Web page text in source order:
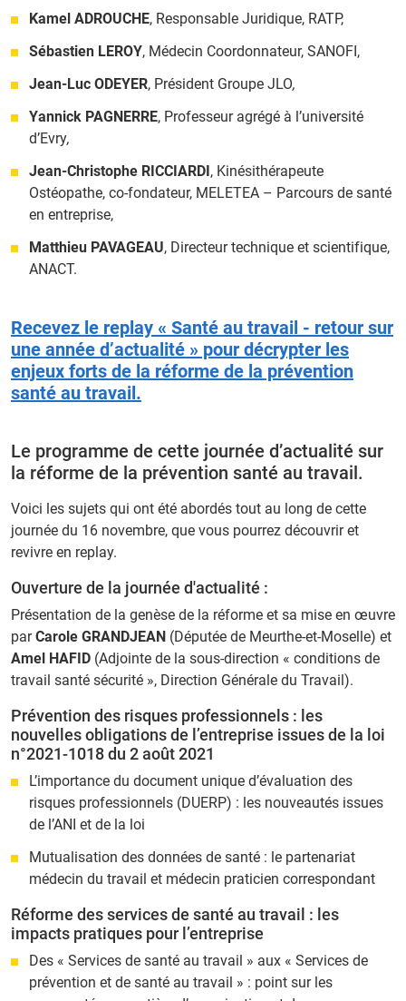
Kamel ADROUCHE, Responsable Juridique, RATP,
Sébastien LEROY, Médecin Coordonnateur, SANOFI,
Jean-Luc ODEYER, Président Groupe JLO,
Yannick PAGNERRE, Professeur agrégé à l’université
d’Evry,
Jean-Christophe RICCIARDI, Kinésithérapeute
Ostéopathe, co-fondateur, MELETEA – Parcours de santé
en entreprise,
Matthieu PAVAGEAU, Directeur technique et scientifique,
ANACT.
Recevez le replay « Santé au travail - retour sur
une année d’actualité » pour décrypter les
enjeux forts de la réforme de la prévention
santé au travail.
Le programme de cette journée d’actualité sur
la réforme de la prévention santé au travail.
Voici les sujets qui ont été abordés tout au long de cette
journée du 16 novembre, que vous pourrez découvrir et
revivre en replay.
Ouverture de la journée d'actualité :
Présentation de la genèse de la réforme et sa mise en œuvre
parCarole GRANDJEAN (Députée de Meurthe-et-Moselle) et
Amel HAFID (Adjointe de la sous-direction « conditions de
travail santé sécurité », Direction Générale du Travail).
Prévention des risques professionnels : les
nouvelles obligations de l’entreprise issues de la loi
n°2021-1018 du 2 août 2021
L’importance du document unique d’évaluation des
risques professionnels (DUERP) : les nouveautés issues
de l’ANI et de la loi
Mutualisation des données de santé : le partenariat
médecin du travail et médecin praticien correspondant
Réforme des services de santé au travail : les
impacts pratiques pour l’entreprise
Des « Services de santé au travail » aux « Services de
prévention et de santé au travail » : point sur les